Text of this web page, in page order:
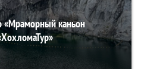
«Мраморный каньон